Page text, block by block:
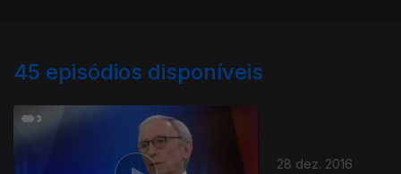
45 episódios disponíveis
28 dez. 2016